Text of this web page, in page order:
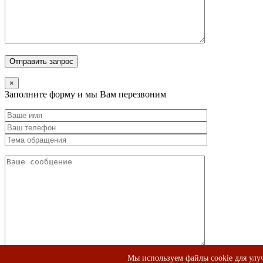
Мы используем файлы cookie для
×
Заполните форму и мы Вам перезвоним